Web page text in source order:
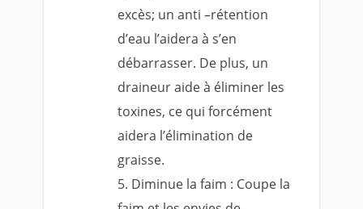
excès; un anti –rétention
d’eau l’aidera à s’en
débarrasser. De plus, un
draineur aide à éliminer les
toxines, ce qui forcément
aidera l’élimination de
graisse.
Diminue la faim : Coupe la